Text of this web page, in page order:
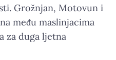
Grožnjan, Motovun i
među maslinjacima
za duga ljetna